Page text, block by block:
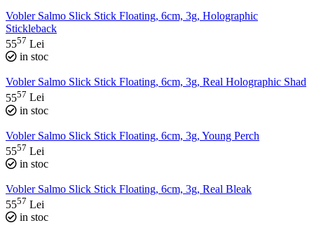
Vobler Salmo Slick Stick Floating, 6cm, 3g, Holographic
Stickleback
5557 Lei
in stoc
Vobler Salmo Slick Stick Floating, 6cm, 3g, Real Holographic Shad
5557 Lei
in stoc
Vobler Salmo Slick Stick Floating, 6cm, 3g, Young Perch
5557 Lei
in stoc
Vobler Salmo Slick Stick Floating, 6cm, 3g, Real Bleak
5557 Lei
in stoc